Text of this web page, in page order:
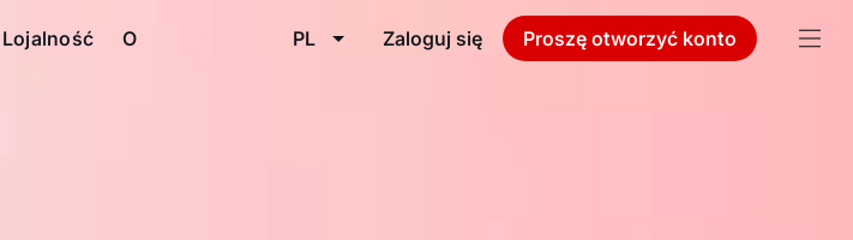
Lojalność O PL Zaloguj się Proszę otworzyć konto